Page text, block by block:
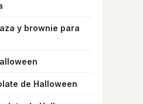
y brownie para
de Halloween